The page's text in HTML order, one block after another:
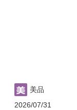
美品
2026/07/31